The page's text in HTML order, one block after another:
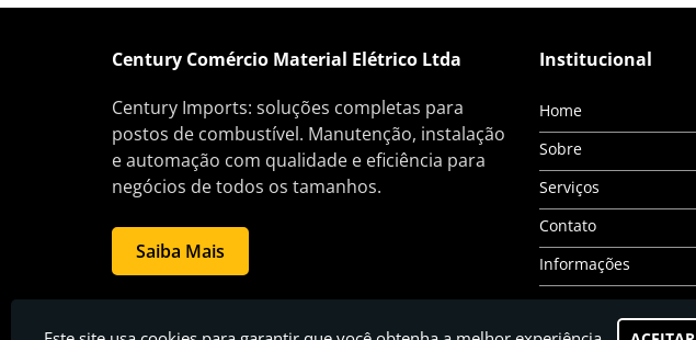
Century Comércio Material Elétrico Ltda
Century Imports: soluções completas para
postos de combustível. Manutenção, instalação
e automação com qualidade e eficiência para
negócios de todos os tamanhos.
Saiba Mais
Institucional
Home
Sobre
Serviços
Contato
Informações
Century Comércio Material Elétrico Ltda - Posto de gasolina